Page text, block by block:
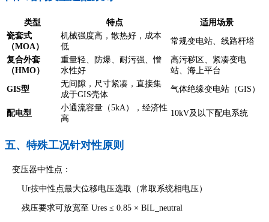
类型 特点
适用场景
瓷套式
（MOA）
机械强度高，散热好，成本
低
常规变电站、线路杆塔
复合外套
（HMO）
重量轻、防爆、耐污强、憎
水性好
高污秽区、紧凑变电
站、海上平台
GIS型
无间隙，尺寸紧凑，直接集
成于GIS壳体
气体绝缘变电站（GIS）
配电型
小通流容量（5kA），经济性
高
10kV及以下配电系统
五、特殊工况针对性原则
变压器中性点：
Ur按中性点最大位移电压选取（常取系统相电压）
残压要求可放宽至 Ures ≤ 0.85 × BIL_neutral